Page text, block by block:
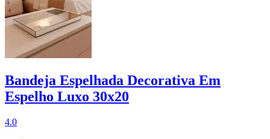
Bandeja Espelhada Decorativa Em
Espelho Luxo 30x20
4.0